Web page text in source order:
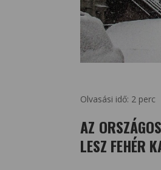
Olvasási idő: 2 perc
AZ
LESZ FEHÉR